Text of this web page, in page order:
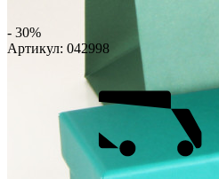
- 30%
Артикул: 042998